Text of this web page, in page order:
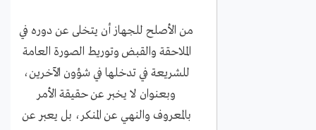
من الأصلح للجهاز أن يتخلى عن دوره في
الملاحقة والقبض وتوريط الصورة العامة
للشريعة في تدخلها في شؤون الآخرين،
وبعنوان لا يخبر عن حقيقة الأمر
بالمعروف والنهي عن المنكر، بل يعبر عن